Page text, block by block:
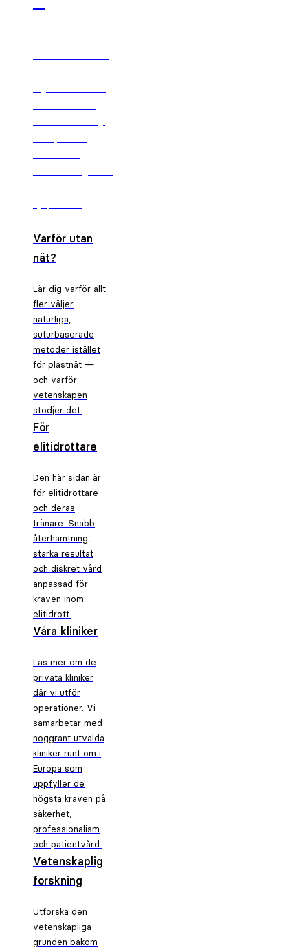
Varför utan
nät?
Lär dig varför allt
fler väljer
naturliga,
suturbaserade
metoder istället
för plastnät —
och varför
vetenskapen
stödjer det.
För
elitidrottare
Den här sidan är
för elitidrottare
och deras
tränare. Snabb
återhämtning,
starka resultat
och diskret vård
anpassad för
kraven inom
elitidrott.
Våra kliniker
Läs mer om de
privata kliniker
där vi utför
operationer. Vi
samarbetar med
noggrant utvalda
kliniker runt om i
Europa som
uppfyller de
högsta kraven på
säkerhet,
professionalism
och patientvård.
Vetenskaplig
forskning
Utforska den
vetenskapliga
grunden bakom